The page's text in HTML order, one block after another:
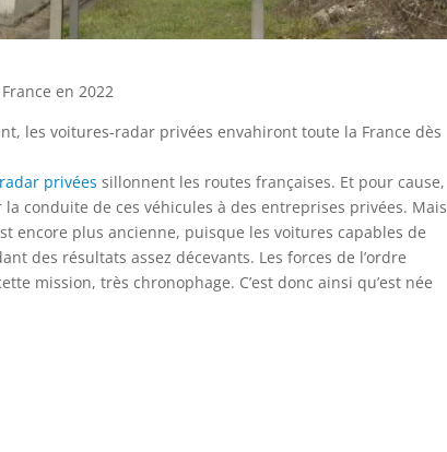
en 2022
les voitures-radar privées envahiront toute la France dès
privées sillonnent les routes françaises. Et pour cause,
conduite de ces véhicules à des entreprises privées. Mais
encore plus ancienne, puisque les voitures capables de
des résultats assez décevants. Les forces de l’ordre
mission, très chronophage. C’est donc ainsi qu’est née